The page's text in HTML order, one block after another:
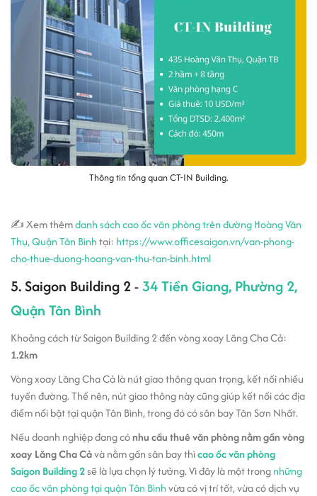
Thông tin tổng quan CT-IN Building.
✍ Xem thêmdanh sách cao ốc văn phòng trên đường Hoàng Văn
Thụ, Quận Tân Bìnhtại: https://www.officesaigon.vn/van-phong-
cho-thue-duong-hoang-van-thu-tan-binh.html
5. Saigon Building 2 - 34 Tiền Giang, Phường 2,
Quận Tân Bình
Khoảng cách từ Saigon Building 2 đến vòng xoay Lăng Cha Cả:
1.2km
Vòng xoay Lăng Cha Cả là nút giao thông quan trọng, kết nối nhiều
tuyến đường. Thế nên, nút giao thông này cũng giúp kết nối các địa
điểm nổi bật tại quận Tân Bình, trong đó có sân bay Tân Sơn Nhất.
Nếu doanh nghiệp đang cónhu cầu thuê văn phòng nằm gần vòng
xoay Lăng Cha Cảvà nằm gần sân bay thìcao ốc văn phòng
Saigon Building 2sẽ là lựa chọn lý tưởng. Vì đây là một trongnhững
cao ốc văn phòng tại quận Tân Bìnhvừa có vị trí tốt, vừa có dịch vụ